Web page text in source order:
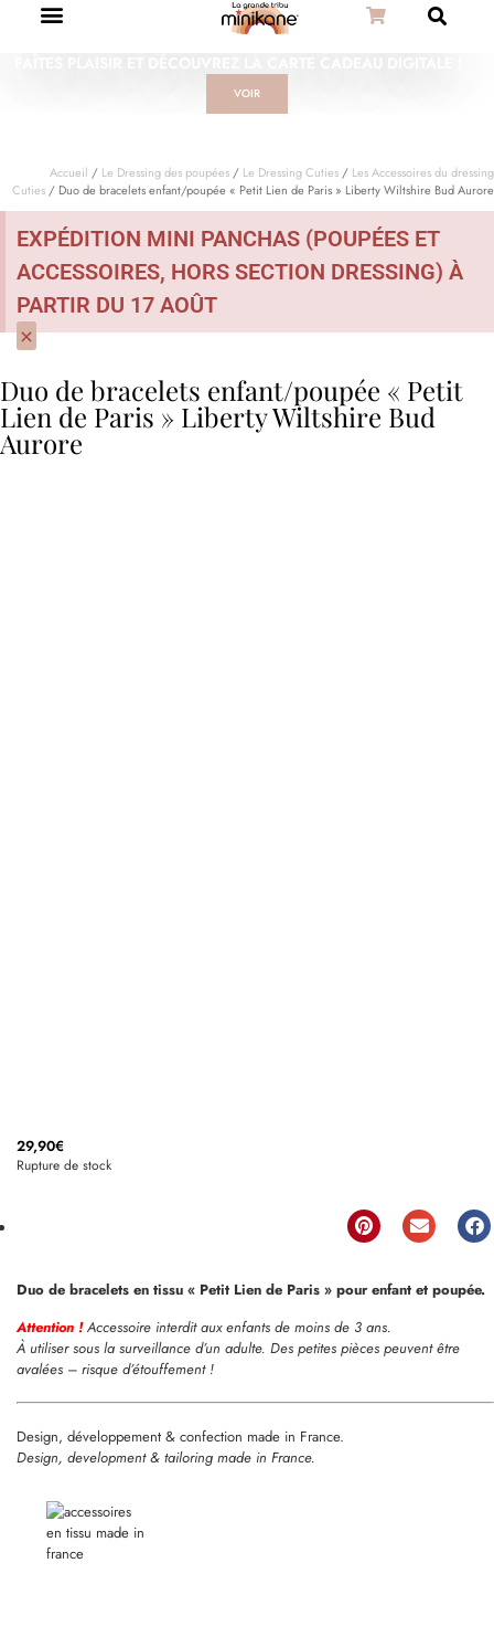
VOIR
Accueil / Le Dressing des poupées / Le Dressing Cuties / Les Accessoires du dressing
Cuties / Duo de bracelets enfant/poupée « Petit Lien de Paris » Liberty Wiltshire Bud Aurore
EXPÉDITION MINI PANCHAS (POUPÉES ET
ACCESSOIRES, HORS SECTION DRESSING) À
PARTIR DU 17 AOÛT
×
Duo de bracelets enfant/poupée « Petit
Lien de Paris » Liberty Wiltshire Bud
Aurore
29,90€
Rupture de stock
Duo de bracelets en tissu « Petit Lien de Paris » pour enfant et poupée.
Attention !Accessoire interdit aux enfants de moins de 3 ans.
À utiliser sous la surveillance d’un adulte. Des petites pièces peuvent être
avalées – risque d’étouffement !
Design, développement & confection made in France.
Design, development & tailoring made in France.